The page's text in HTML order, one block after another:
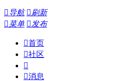
导航 刷新
菜单 发布
首页
社区

消息